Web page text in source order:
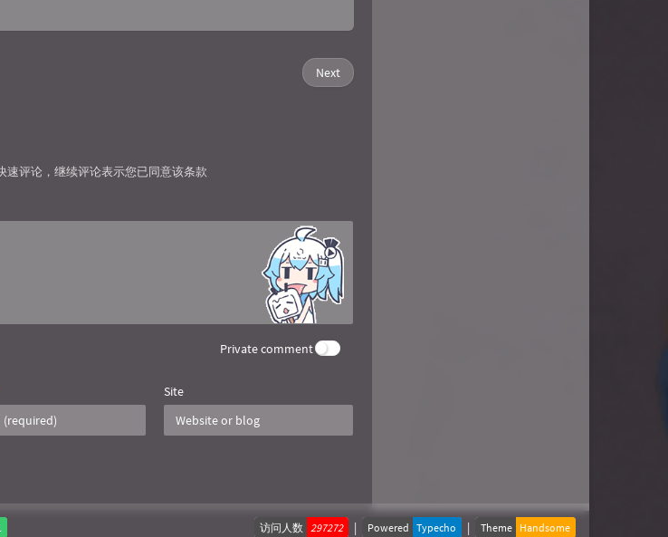
Next
速评论，继续评论表示您已同意该条款
Private comment
Site
访问人数 297272 | Powered Typecho | Theme Handsome